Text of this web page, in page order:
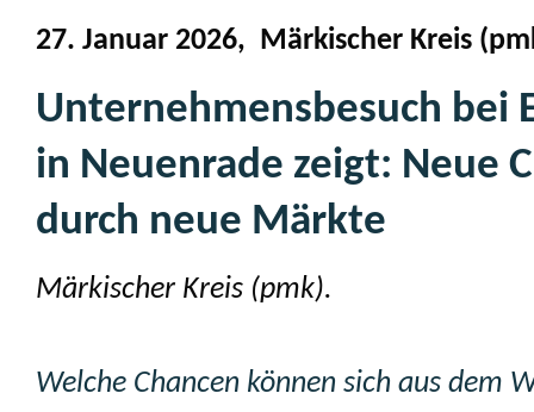
27. Januar 2026, Märkischer Kreis
Unternehmensbesuch bei
in Neuenrade zeigt: Neue
durch neue Märkte
Märkischer Kreis (pmk).
Welche Chancen können sich aus dem